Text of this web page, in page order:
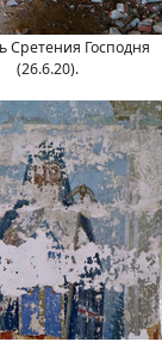
Сретения Господня
(26.6.20).